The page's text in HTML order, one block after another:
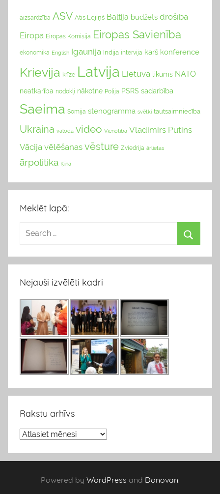
aizsardzība ASV Atis Lejiņš Baltija budžets drošība
Eiropa Eiropas Komisija Eiropas Savienība
ekonomika English Igaunija Indija intervija karš konference
Krievija krīze Latvija Lietuva likums NATO
neatkarība nodokļi nākotne Polija PSRS sadarbība
Saeima Somija stenogramma svētki tautsaimniecība
Ukraina valoda video Vienotība Vladimirs Putins
Vācija vēlēšanas vēsture Zviedrija ārlietas
ārpolitika Ķīna
Meklēt lapā:
Nejauši izvēlēti kadri
Rakstu arhīvs
R
k
Powered by WordPress and Donovan.